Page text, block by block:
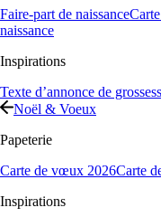
Faire-part de naissance
naissance
Inspirations
Texte d’annonce de
Noël & Voeux
Papeterie
Carte de vœux 2026Carte
Inspirations